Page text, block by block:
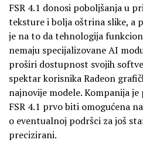
FSR 4.1 donosi poboljšanja u
teksture i bolja oštrina slike, a
je na to da tehnologija
nemaju specijalizovane AI
proširi dostupnost svojih
spektar korisnika Radeon
najnovije modele. Kompanija
FSR 4.1 prvo biti omogućena
o eventualnoj podršci za još
precizirani.